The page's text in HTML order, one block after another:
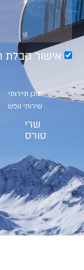
אישור קבלת
תוכן תיירותי
שירותי נופש
שרי
טורס